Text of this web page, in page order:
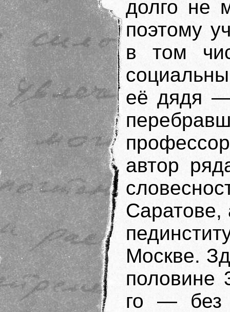
долго не
поэтому
в том
её дядя
автор
Саратове,
Москве.
половине
го — без